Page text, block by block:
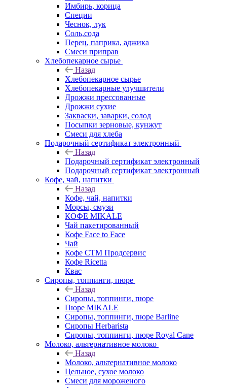
Имбирь, корица
Специи
Чеснок, лук
Соль,сода
Перец, паприка, аджика
Смеси приправ
Хлебопекарное сырье
Назад
Хлебопекарное сырье
Хлебопекарные улучшители
Дрожжи прессованные
Дрожжи сухие
Закваски, заварки, солод
Посыпки зерновые, кунжут
Смеси для хлеба
Подарочный сертификат электронный
Назад
Подарочный сертификат электронный
Подарочный сертификат электронный
Кофе, чай, напитки
Назад
Кофе, чай, напитки
Морсы, смузи
КОФЕ MIKALE
Чай пакетированный
Кофе Face to Face
Чай
Кофе СТМ Продсервис
Кофе Ricetta
Квас
Сиропы, топпинги, пюре
Назад
Сиропы, топпинги, пюре
Пюре MIKALE
Сиропы, топпинги, пюре Barline
Сиропы Herbarista
Сиропы, топпинги, пюре Royal Cane
Молоко, альтернативное молоко
Назад
Молоко, альтернативное молоко
Цельное, сухое молоко
Смеси для мороженого